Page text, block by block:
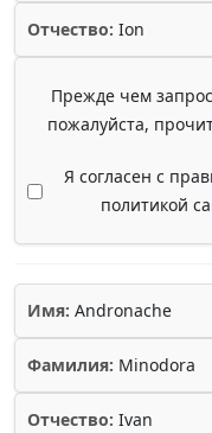
Отчество: Ion
Прежде чем
пожалуйста,
Я согласен с
политикой
Имя: Andronache
Фамилия: Minodora
Отчество: Ivan